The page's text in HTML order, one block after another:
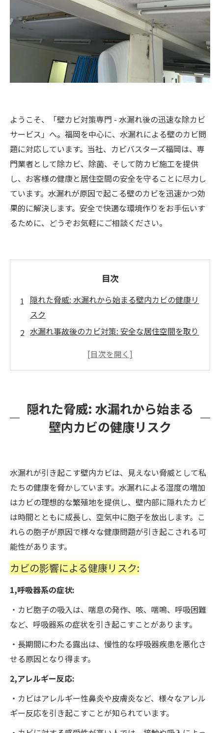
ようこそ、「壁カビ対策専門 - 水漏れ後の迅速な除カビ
サービス」へ。福岡を中心に、水漏れによる壁のカビ問
題に対応しています。当社、カビバスターズ福岡は、専
門業者として除カビ、除菌、そして防カビ施工を提供
し、お客様の健康と居住空間の安全を守ることに尽力し
ています。水漏れが原因で起こる壁のカビを迅速かつ効
果的に解決します。安全で快適な環境作りをお手伝いす
るために、どうぞお気軽にご相談ください。
目次
隠れた脅威: 水漏れから始まる壁内カビの健康リ
スク
水漏れ事故後のカビ対策: 安全な居住空間を取り
カビバスターズ福岡の施工後安全確認: 真菌検査
専門業者
隠れた脅威: 水漏れから始まる
壁内カビの健康リスク
水漏れが引き起こす壁内カビは、見えない脅威として私
たちの健康を脅かしています。水漏れによる湿度の増加
はカビの理想的な繁殖地を提供し、壁内部に隠れたカビ
は時間とともに成長し、空気中に胞子を放出します。こ
れらの胞子が原因で様々な健康問題が引き起こされる可
能性があります。
カビの影響による健康リスク:
1,呼吸器系の症状:
・カビ胞子の吸入は、喘息の発作、咳、喘鳴、呼吸困難
など、呼吸器系の症状を引き起こすことがあります。
・長期間にわたる露出は、慢性的な呼吸器疾患を悪化さ
せる原因となり得ます。
2,アレルギー反応:
・カビはアレルギー性鼻炎や皮膚炎など、様々なアレル
ギー反応を引き起こすことが知られています。